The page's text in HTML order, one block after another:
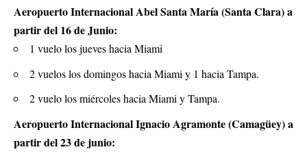
Aeropuerto Internacional Abel Santa María (Santa Clara) a
partir del 16 de Junio:
1 vuelo los jueves hacia Miami
2 vuelos los domingos hacia Miami y 1 hacia Tampa.
2 vuelo los miércoles hacia Miami y Tampa.
Aeropuerto Internacional Ignacio Agramonte (Camagüey) a
partir del 23 de junio: